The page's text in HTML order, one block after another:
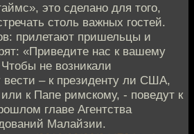
это сделано для того,
столь важных гостей.
прилетают пришельцы и
«Приведите нас к вашему
не возникали
вести – к президенту ли США,
к Папе римскому, - поведут к
главе Агентства
Малайзии.